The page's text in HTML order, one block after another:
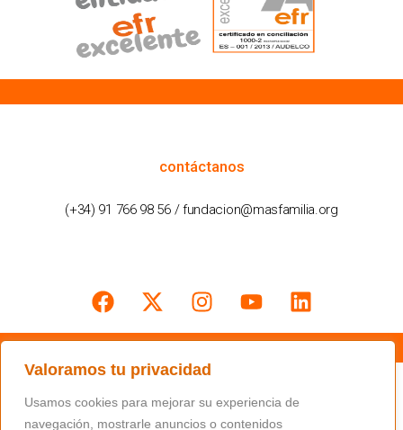
Valoramos tu privacidad
Usamos cookies para mejorar su experiencia de
navegación, mostrarle anuncios o contenidos
contáctanos
(+34) 91 766 98 56 / fundacion@masfamilia.org